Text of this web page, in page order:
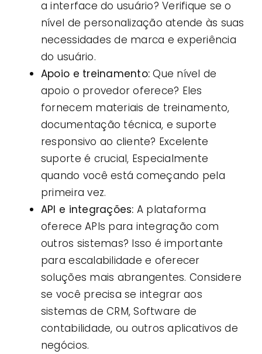
a interface do usuário? Verifique se o
nível de personalização atende às suas
necessidades de marca e experiência
do usuário.
Apoio e treinamento: Que nível de
apoio o provedor oferece? Eles
fornecem materiais de treinamento,
documentação técnica, e suporte
responsivo ao cliente? Excelente
suporte é crucial, Especialmente
quando você está começando pela
primeira vez.
API e integrações: A plataforma
oferece APIs para integração com
outros sistemas? Isso é importante
para escalabilidade e oferecer
soluções mais abrangentes. Considere
se você precisa se integrar aos
sistemas de CRM, Software de
contabilidade, ou outros aplicativos de
negócios.